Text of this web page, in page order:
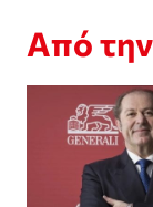
Από